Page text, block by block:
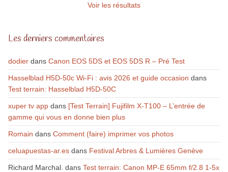
Voir les résultats
Les derniers commentaires
dodierdans Canon EOS 5DS et EOS 5DS R – Pré Test
Hasselblad H5D-50c Wi-Fi : avis 2026 et guide occasion dans
Test terrain: Hasselblad H5D-50C
xuper tv appdans [Test Terrain] Fujifilm X-T100 – L’entrée de
gamme qui vous en donne bien plus
Romain dans Comment (faire) imprimer vos photos
celuapuestas-ar.esdans Festival Arbres & Lumières Genève
Richard Marchal. dans Test terrain: Canon MP-E 65mm f/2.8 1-5x